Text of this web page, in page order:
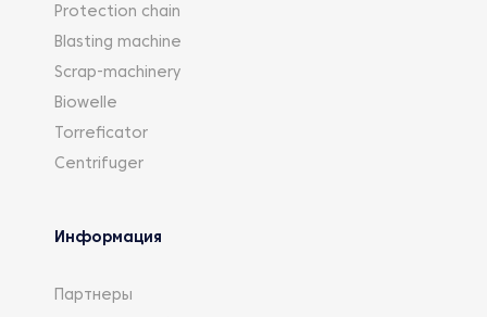
Protection chain
Blasting machine
Scrap-machinery
Biowelle
Torreficator
Centrifuger
Информация
Партнеры